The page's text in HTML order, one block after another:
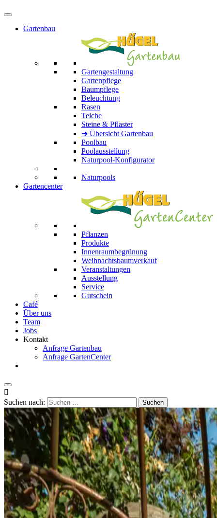
Gartenbau
Gartengestaltung
Gartenpflege
Baumpflege
Beleuchtung
Rasen
Teiche
Steine & Pflaster
➔ Übersicht Gartenbau
Poolbau
Poolausstellung
Naturpool-Konfigurator
Naturpools
Gartencenter
Pflanzen
Produkte
Innenraumbegrünung
Weihnachts­baum­verkauf
Veranstaltungen
Ausstellung
Service
Gutschein
Café
Über uns
Team
Jobs
Kontakt
Anfrage Gartenbau
Anfrage GartenCenter

Suchen nach: